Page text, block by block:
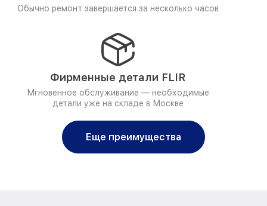
Обычно ремонт завершается за несколько часов
Фирменные детали FLIR
Мгновенное обслуживание — необходимые
детали уже на складе в Москве
Еще преимущества